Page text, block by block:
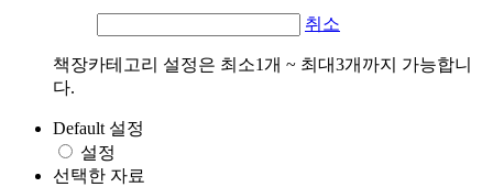
취소
책장카테고리 설정은 최소1개 ~ 최대3개까지 가능합니
다.
Default 설정
설정
선택한 자료